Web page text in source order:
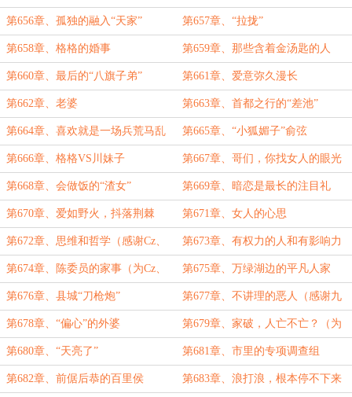
第656章、孤独的融入“天家” 第657章、“拉拢”
第658章、格格的婚事 第659章、那些含着金汤匙的人
第660章、最后的“八旗子弟” 第661章、爱意弥久漫长
第662章、老婆 第663章、首都之行的“差池”
第664章、喜欢就是一场兵荒马乱
的征程
第665章、“小狐媚子”俞弦
第666章、格格VS川妹子 第667章、哥们，你找女人的眼光
一般般啊
第668章、会做饭的“渣女” 第669章、暗恋是最长的注目礼
（二合一）
第670章、爱如野火，抖落荆棘 第671章、女人的心思
第672章、思维和哲学（感谢Cz、
的白银盟主）
第673章、有权力的人和有影响力
的人
第674章、陈委员的家事（为Cz、
白银盟的加更）
第675章、万绿湖边的平凡人家
（炫文笔）
第676章、县城“刀枪炮” 第677章、不讲理的恶人（感谢九
八大卡的白银盟主）
第678章、“偏心”的外婆 第679章、家破，人亡不亡？（为
九八大卡的白银加更）
第680章、“天亮了” 第681章、市里的专项调查组
第682章、前倨后恭的百里侯 第683章、浪打浪，根本停不下来